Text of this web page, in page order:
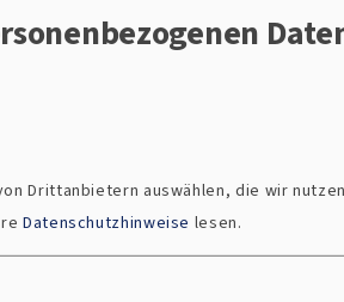
Einführung bereit. Dazu
Drittanbietern auswählen, die wir
Datenschutzhinweise lesen.